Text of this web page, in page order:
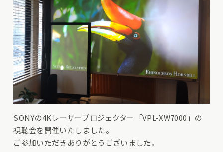
SONYの4Kレーザープロジェクター「VPL-XW7000」の
視聴会を開催いたしました。
ご参加いただきありがとうございました。